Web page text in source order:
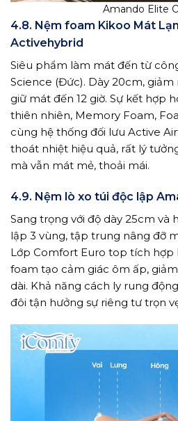
Amando Elite
4.8. Nệm foam Kikoo Mát
Activehybrid
Siêu phẩm làm mát đến từ
Science (Đức). Dày 20cm, giảm
giữ mát đến 12 giờ. Sự kết hợp
thiên nhiên, Memory Foam,
cùng hệ thống đối lưu Active
thoát nhiệt hiệu quả, rất lý
mà vẫn mát mẻ, thoải mái.
4.9. Nệm lò xo túi độc lập
Sang trọng với độ dày 25cm và
lập 3 vùng, tập trung nâng đỡ
Lớp Comfort Euro top tích hợp
foam tạo cảm giác ôm ấp,
dài. Khả năng cách ly rung
đôi tận hưởng sự riêng tư trọn